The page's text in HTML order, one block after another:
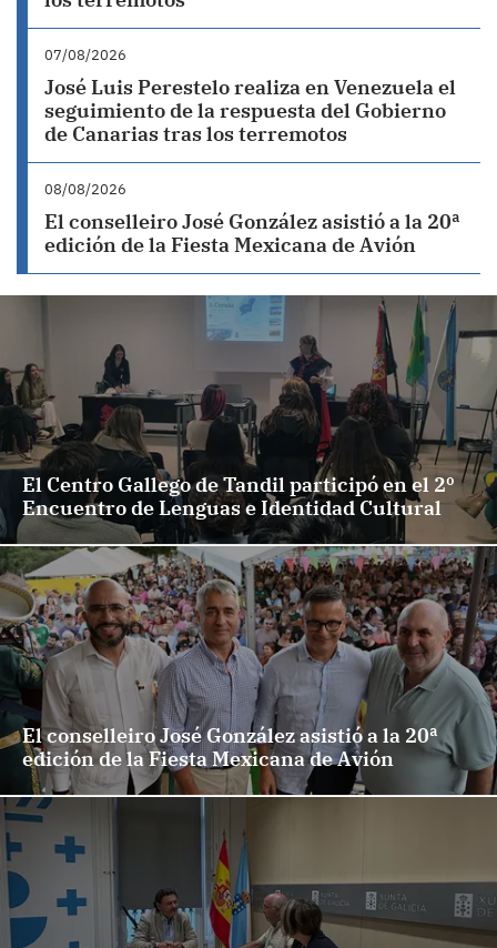
07/08/2026
José Luis Perestelo realiza en Venezuela el
seguimiento de la respuesta del Gobierno
de Canarias tras los terremotos
08/08/2026
El conselleiro José González asistió a la 20ª
edición de la Fiesta Mexicana de Avión
El Centro Gallego de Tandil participó en el 2º
Encuentro de Lenguas e Identidad Cultural
El conselleiro José González asistió a la 20ª
edición de la Fiesta Mexicana de Avión